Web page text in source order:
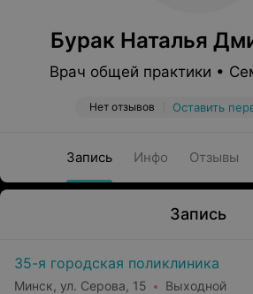
Бурак Наталья
Врач общей практики •
Нет отзывов Оставить
Запись Инфо Отзывы
Запись
35-я городская поликлиника
Минск, ул. Серова, 15 Выходной